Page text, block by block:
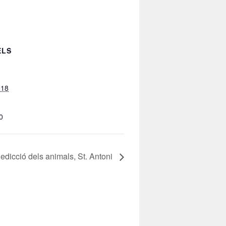
dels animals, St. Antoni